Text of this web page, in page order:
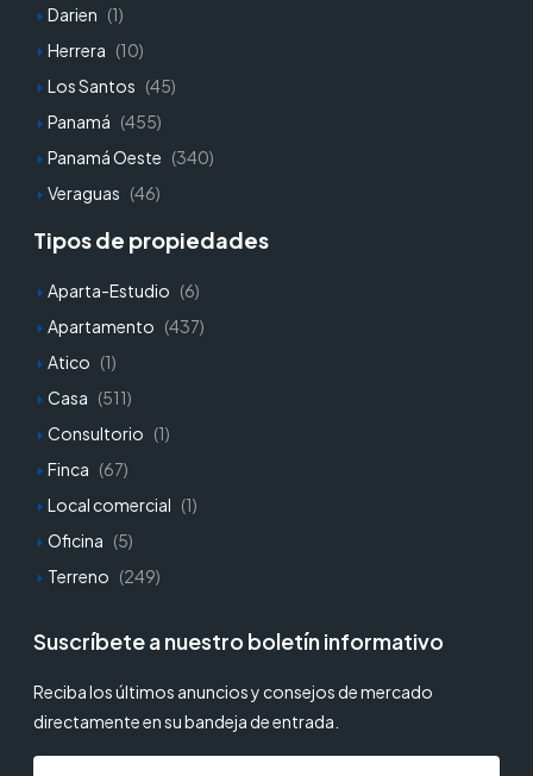
Darien (1)
Herrera (10)
Los Santos (45)
Panamá (455)
Panamá Oeste (340)
Veraguas (46)
Tipos de propiedades
Aparta-Estudio (6)
Apartamento (437)
Atico (1)
Casa (511)
Consultorio (1)
Finca (67)
Local comercial (1)
Oficina (5)
Terreno (249)
Suscríbete a nuestro boletín informativo
Reciba los últimos anuncios y consejos de mercado
directamente en su bandeja de entrada.